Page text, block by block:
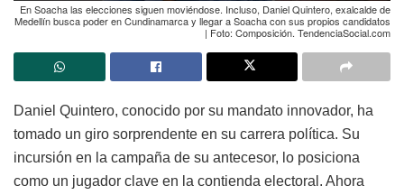
En Soacha las elecciones siguen moviéndose. Incluso, Daniel Quintero, exalcalde de
Medellín busca poder en Cundinamarca y llegar a Soacha con sus propios candidatos
| Foto: Composición. TendenciaSocial.com
Daniel Quintero, conocido por su mandato innovador, ha
tomado un giro sorprendente en su carrera política. Su
incursión en la campaña de su antecesor, lo posiciona
como un jugador clave en la contienda electoral. Ahora